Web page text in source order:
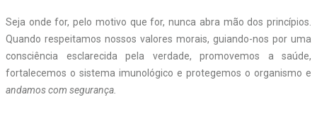
Seja onde for, pelo motivo que for, nunca abra mão dos princípios.
Quando respeitamos nossos valores morais, guiando-nos por uma
consciência esclarecida pela verdade, promovemos a saúde,
fortalecemos o sistema imunológico e protegemos o organismo e
andamos com segurança.